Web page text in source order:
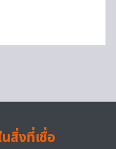
สิ่งที่เชื่อ